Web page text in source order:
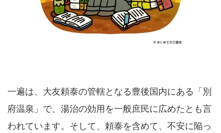
一遍は、大友頼泰の管轄となる豊後国内にある「別
府温泉」で、湯治の効用を一般庶民に広めたとも言
われています。そして、頼泰を含めて、不安に陥っ